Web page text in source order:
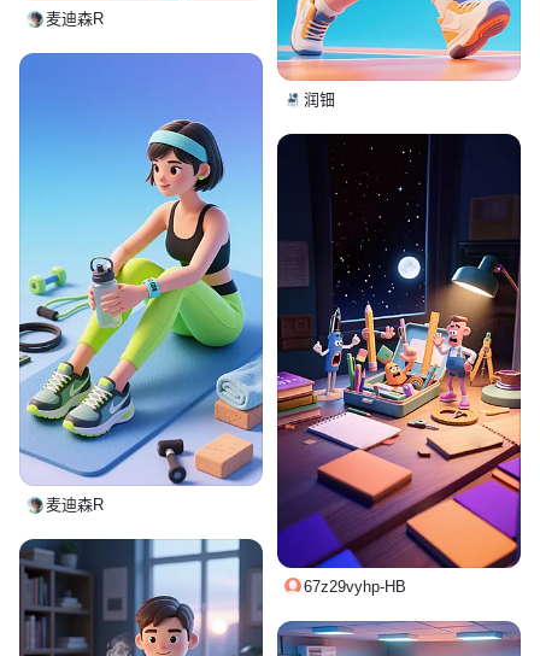
麦迪森R
润钿
麦迪森R
67z29vyhp-HB